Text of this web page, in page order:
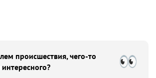
происшествия, чего-то